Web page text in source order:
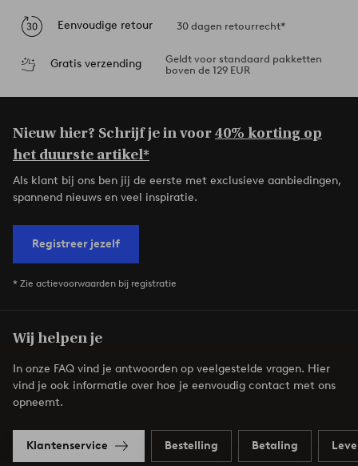
Eenvoudige retour 30 dagen retourrecht*
Gratis verzending
Geldt voor standaard pakketten
boven de 129 EUR
Nieuw hier? Schrijf je in voor40% korting op
het duurste artikel*
Als klant bij ons ben jij de eerste met exclusieve aanbiedingen,
spannend nieuws en veel inspiratie.
Registreer jezelf
* Zie actievoorwaarden bij registratie
Wij helpen je
In onze FAQ vind je antwoorden op veelgestelde vragen. Hier
vind je ook informatie over hoe je eenvoudig contact met ons
opneemt.
Klantenservice Bestelling Betaling